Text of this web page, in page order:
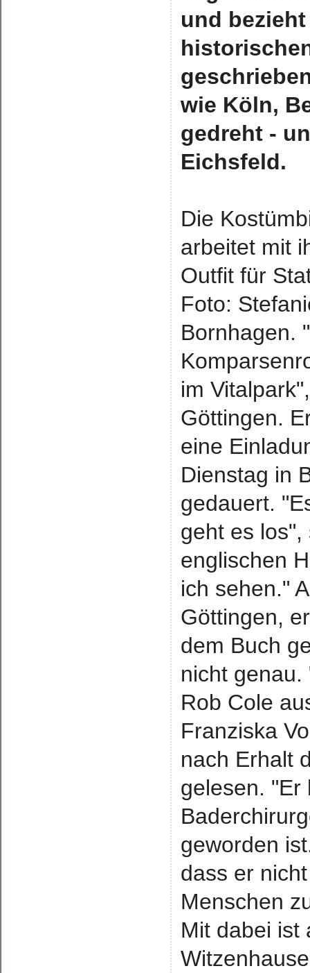
und
wie Köln,
gedreht -
Eichsfeld.
Die
arbeitet mit
Outfit für
Foto:
Bornhagen.
im
Göttingen.
eine
Dienstag in
gedauert.
geht es
englischen
ich sehen."
Göttingen,
dem Buch
nicht
Rob Cole
Franziska
nach Erhalt
gelesen. "Er
geworden
dass er
Menschen
Mit dabei ist